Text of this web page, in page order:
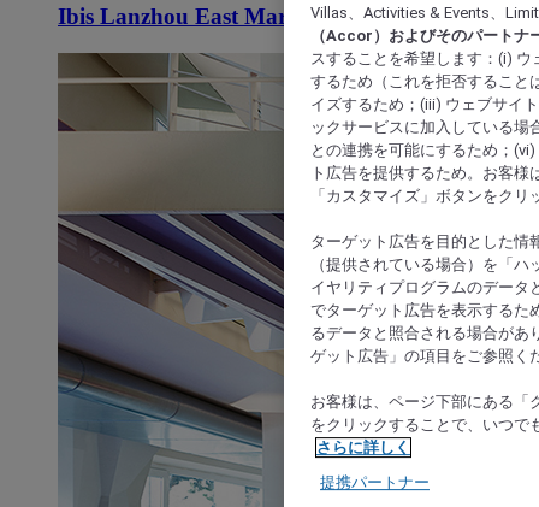
Ibis Lanzhou East Market HotelVillas、Activities & Events、
（Accor）およびそのパートナ
スすることを希望します：(i)
するため（これを拒否すること
イズするため；(iii) ウェブサイ
ックサービスに加入している場
との連携を可能にするため；
ト広告を提供するため。お客
「カスタマイズ」ボタンをク
ターゲット広告を目的とした情
（提供されている場合）を「
イヤリティプログラムのデータ
でターゲット広告を表示するた
るデータと照合される場合があ
ゲット広告」の項目をご参照く
お客様は、ページ下部にある「
をクリックすることで、いつで
さらに詳しく
提携パートナー